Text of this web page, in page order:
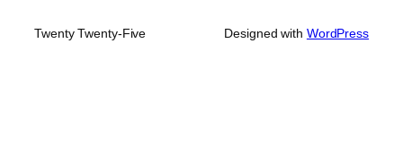
Twenty Twenty-Five Designed with WordPress